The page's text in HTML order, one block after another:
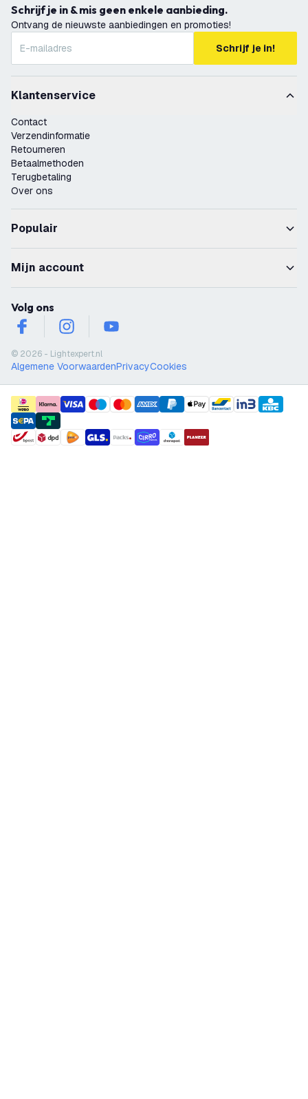
Schrijf je in & mis geen enkele aanbieding.
Ontvang de nieuwste aanbiedingen en promoties!
Schrijf je in!
Klantenservice
Contact
Verzendinformatie
Retourneren
Betaalmethoden
Terugbetaling
Over ons
Populair
Mijn account
Volg ons
facebookinstagramyoutube
© 2026 - Lightexpert.nl
Algemene VoorwaardenPrivacyCookies
payment methods
shipment methods